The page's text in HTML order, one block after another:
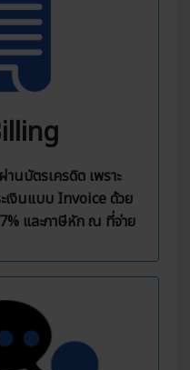
านบัตรเครดิต เพราะ
เงินแบบ Invoice ด้วย
และภาษีหัก ณ ที่จ่าย